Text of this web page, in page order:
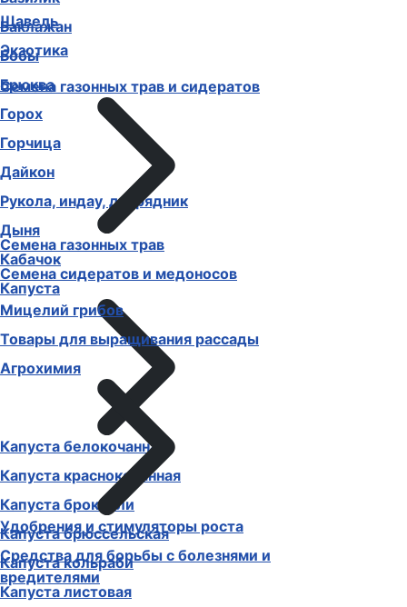
Баклажан
Бобы
Брюква
Горох
Горчица
Дайкон
Рукола, индау, двурядник
Дыня
Кабачок
Капуста
Капуста белокочанная
Капуста краснокочанная
Капуста брокколи
Капуста брюссельская
Капуста кольраби
Капуста листовая
Щавель
Экзотика
Семена газонных трав и сидератов
Семена газонных трав
Семена сидератов и медоносов
Мицелий грибов
Товары для выращивания рассады
Агрохимия
Удобрения и стимуляторы роста
Средства для борьбы с болезнями и
вредителями